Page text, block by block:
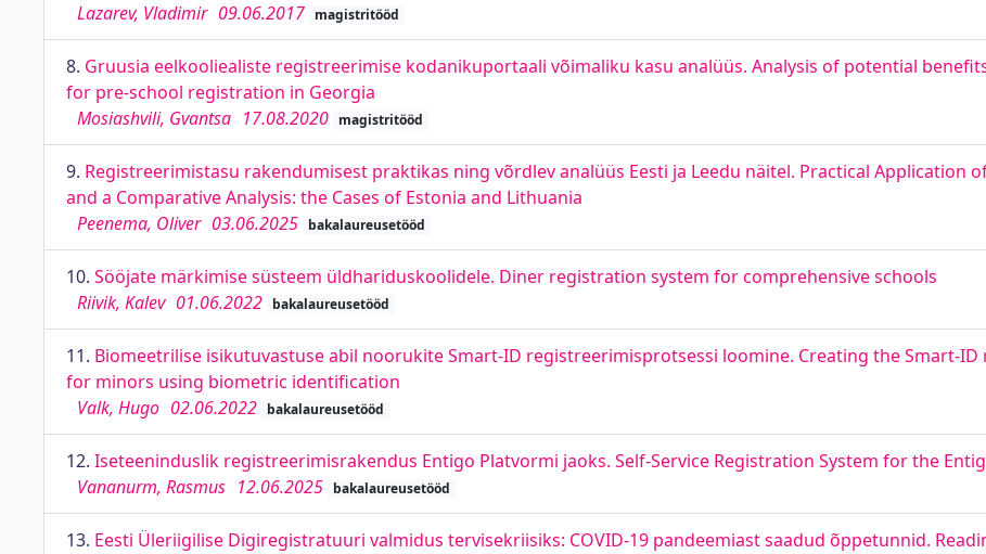
Lazarev, Vladimir 09.06.2017 magistritööd
8. Gruusia eelkooliealiste registreerimise kodanikuportaali võimaliku kasu analüüs. Analysis of potential
for pre-school registration in Georgia
Mosiashvili, Gvantsa 17.08.2020 magistritööd
9. Registreerimistasu rakendumisest praktikas ning võrdlev analüüs Eesti ja Leedu näitel. Practical Application
and a Comparative Analysis: the Cases of Estonia and Lithuania
Peenema, Oliver 03.06.2025 bakalaureusetööd
10. Sööjate märkimise süsteem üldhariduskoolidele. Diner registration system for comprehensive schools
Riivik, Kalev 01.06.2022 bakalaureusetööd
11. Biomeetrilise isikutuvastuse abil noorukite Smart-ID registreerimisprotsessi loomine. Creating the Smart-
for minors using biometric identification
Valk, Hugo 02.06.2022 bakalaureusetööd
12. Iseteeninduslik registreerimisrakendus Entigo Platvormi jaoks. Self-Service Registration System for the
Vananurm, Rasmus 12.06.2025 bakalaureusetööd
13. Eesti Üleriigilise Digiregistratuuri valmidus tervisekriisiks: COVID-19 pandeemiast saadud õppetunnid.